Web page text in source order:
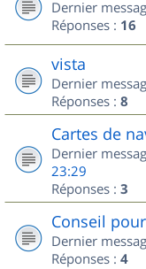
Dernier
Réponses : 16
vista
Dernier
Réponses : 8
Cartes de
Dernier
23:29
Réponses : 3
Conseil
Dernier
Réponses : 4